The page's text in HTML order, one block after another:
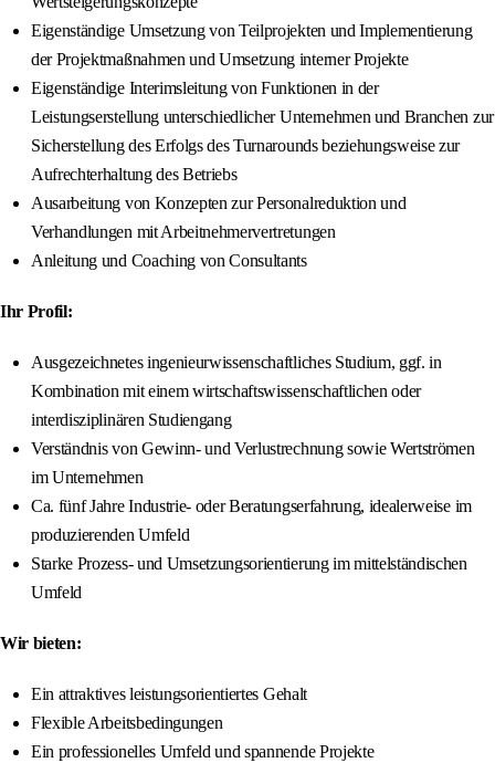
Eigenständige Umsetzung von Teilprojekten und Implementierung
der Projektmaßnahmen und Umsetzung interner Projekte
Eigenständige Interimsleitung von Funktionen in der
Leistungserstellung unterschiedlicher Unternehmen und Branchen zur
Sicherstellung des Erfolgs des Turnarounds beziehungsweise zur
Aufrechterhaltung des Betriebs
Ausarbeitung von Konzepten zur Personalreduktion und
Verhandlungen mit Arbeitnehmervertretungen
Anleitung und Coaching von Consultants
Ihr Profil:
Ausgezeichnetes ingenieurwissenschaftliches Studium, ggf. in
Kombination mit einem wirtschaftswissenschaftlichen oder
interdisziplinären Studiengang
Verständnis von Gewinn- und Verlustrechnung sowie Wertströmen
im Unternehmen
Ca. fünf Jahre Industrie- oder Beratungserfahrung, idealerweise im
produzierenden Umfeld
Starke Prozess- und Umsetzungsorientierung im mittelständischen
Umfeld
Wir bieten:
Ein attraktives leistungsorientiertes Gehalt
Flexible Arbeitsbedingungen
Ein professionelles Umfeld und spannende Projekte